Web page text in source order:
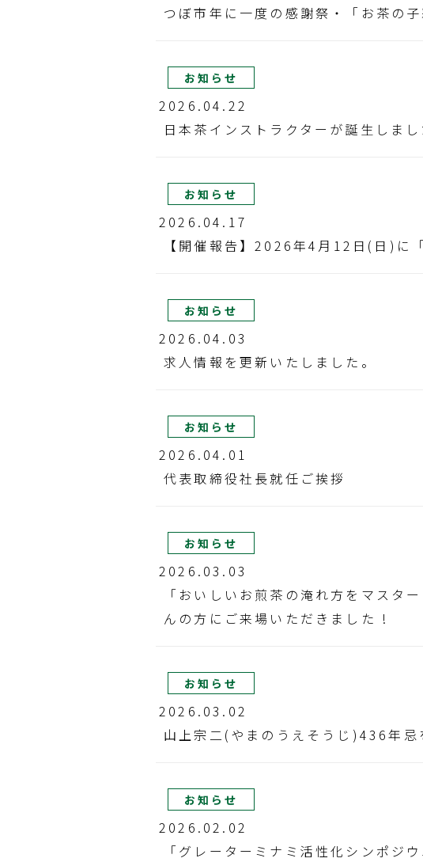
つぼ市年に一度の感謝祭・「お茶の
お知らせ
2026.04.22
日本茶インストラクターが誕生しまし
お知らせ
2026.04.17
【開催報告】2026年4月12日(日)に
お知らせ
2026.04.03
求人情報を更新いたしました。
お知らせ
2026.04.01
代表取締役社長就任ご挨拶
お知らせ
2026.03.03
「おいしいお煎茶の淹れ方をマス
んの方にご来場いただきました !
お知らせ
2026.03.02
山上宗二(やまのうえそうじ)436年忌
お知らせ
2026.02.02
「グレーターミナミ活性化シンポジ